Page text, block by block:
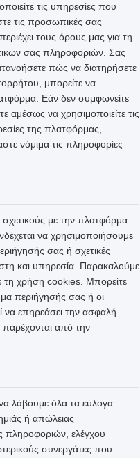
τις υπηρεσίες που
τις προσωπικές σας
τους όρους μας για τη
σας πληροφοριών. Σας
πώς να διατηρήσετε
μπορείτε να
Εάν δεν συμφωνείτε
αμέσως να χρησιμοποιείτε τις
της πλατφόρμας,
νόμιμα τις πληροφορίες
με την πλατφόρμα
να χρησιμοποιήσουμε
σας ή σχετικές
και υπηρεσία. Παρακαλούμε
τη χρήση cookies. Μπορείτε
περιήγησής σας ή οι
να επηρεάσει την ασφαλή
από την
λάβουμε όλα τα εύλογα
ή απώλειας
πληροφοριών, ελέγχου
συνεργάτες που